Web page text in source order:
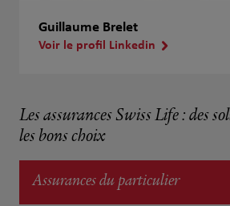
Guillaume Brelet
Voir le profil Linkedin
Les assurances Swiss Life : des
les bons choix
Assurances du particulier